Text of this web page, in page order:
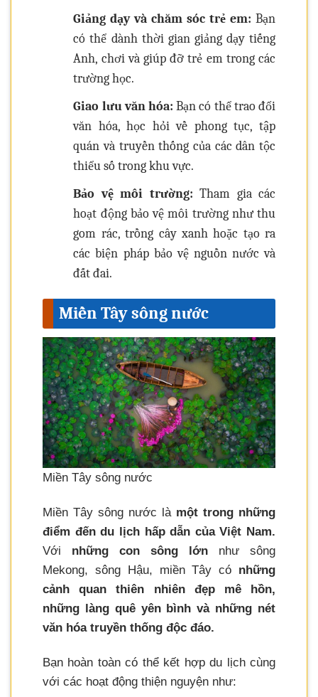
Giảng dạy và chăm sóc trẻ em: Bạn
có thể dành thời gian giảng dạy tiếng
Anh, chơi và giúp đỡ trẻ em trong các
trường học.
Giao lưu văn hóa: Bạn có thể trao đổi
văn hóa, học hỏi về phong tục, tập
quán và truyền thống của các dân tộc
thiểu số trong khu vực.
Bảo vệ môi trường: Tham gia các
hoạt động bảo vệ môi trường như thu
gom rác, trồng cây xanh hoặc tạo ra
các biện pháp bảo vệ nguồn nước và
đất đai.
Miền Tây sông nước
Miền Tây sông nước
Miền Tây sông nước làmột trong những
điểm đến du lịch hấp dẫn của Việt Nam.
Với những con sông lớn như sông
Mekong, sông Hậu, miền Tây có những
cảnh quan thiên nhiên đẹp mê hồn,
những làng quê yên bình và những nét
văn hóa truyền thống độc đáo.
Bạn hoàn toàn có thể kết hợp du lịch cùng
với các hoạt động thiện nguyện như: